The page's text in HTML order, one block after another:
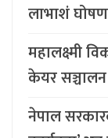
लाभाशं
महालक्ष्मी
केयर सञ्चालन
नेपाल